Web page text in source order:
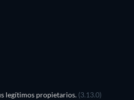
legítimos propietarios. (3.13.0)